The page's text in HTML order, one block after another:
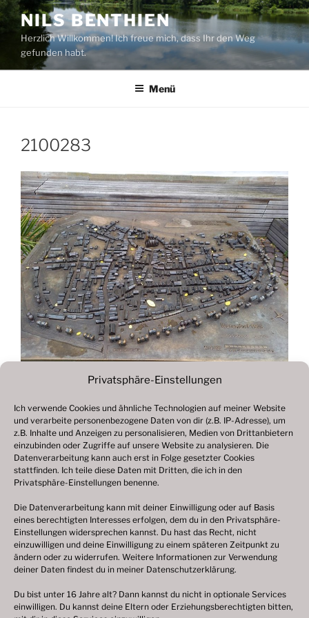
Privatsphäre-Einstellungen
Ich verwende Cookies und ähnliche Technologien auf meiner Website
und verarbeite personenbezogene Daten von dir (z.B. IP-Adresse), um
z.B. Inhalte und Anzeigen zu personalisieren, Medien von Drittanbietern
einzubinden oder Zugriffe auf unsere Website zu analysieren. Die
Datenverarbeitung kann auch erst in Folge gesetzter Cookies
stattfinden. Ich teile diese Daten mit Dritten, die ich in den
Privatsphäre-Einstellungen benenne.
Die Datenverarbeitung kann mit deiner Einwilligung oder auf Basis
eines berechtigten Interesses erfolgen, dem du in den Privatsphäre-
Einstellungen widersprechen kannst. Du hast das Recht, nicht
einzuwilligen und deine Einwilligung zu einem späteren Zeitpunkt zu
ändern oder zu widerrufen. Weitere Informationen zur Verwendung
deiner Daten findest du in meiner Datenschutzerklärung.
Du bist unter 16 Jahre alt? Dann kannst du nicht in optionale Services
einwilligen. Du kannst deine Eltern oder Erziehungsberechtigten bitten,
Zum
Inhalt
springen
NILS BENTHIEN
Herzlich Willkommen! Ich freue mich, dass Ihr den Weg
gefunden habt.
Menü
2100283
Beitragsnavigation
Vorheriger
Beitrag
Fotogalerie 2021
© 2003 – 2025 nilsbenthien.de,Datenschutzerklärung
|Cookie-Richtlinie EU|Impressum